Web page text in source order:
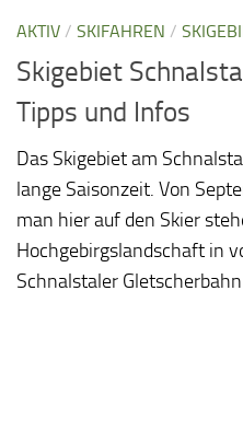
AKTIV / SKIFAHREN /
Skigebiet
Tipps und Infos
Das Skigebiet am
lange Saisonzeit. Von
man hier auf den Skier
Hochgebirgslandschaft in
Schnalstaler